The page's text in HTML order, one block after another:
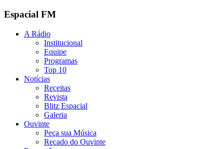
Espacial FM
A Rádio
Institucional
Equipe
Programas
Top 10
Notícias
Receitas
Revista
Blitz Espacial
Galeria
Ouvinte
Peça sua Música
Recado do Ouvinte